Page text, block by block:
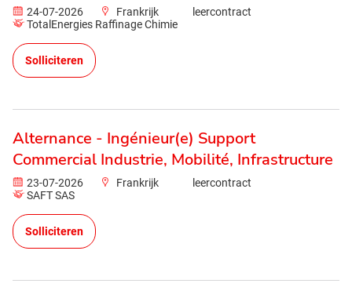
24-07-2026 Frankrijk
leercontract
TotalEnergies Raffinage Chimie
Solliciteren
Alternance - Ingénieur(e) Support
Commercial Industrie, Mobilité, Infrastructure
23-07-2026 Frankrijk
leercontract
SAFT SAS
Solliciteren